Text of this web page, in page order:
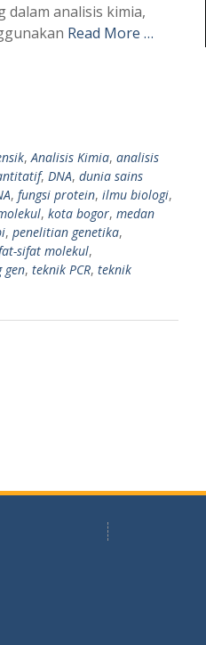
analisis kimia,
Read More …
, Analisis Kimia, analisis
, DNA, dunia sains
, fungsi protein, ilmu biologi,
, kota bogor, medan
, penelitian genetika,
sifat molekul,
gen, teknik PCR, teknik